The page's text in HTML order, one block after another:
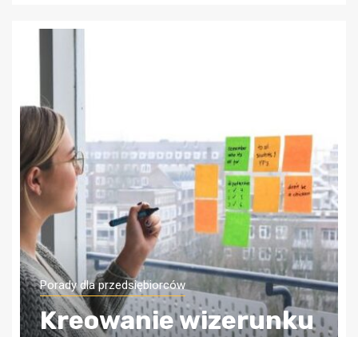
Porady dla przedsiębiorców
Jak zapewnić
bezpieczeństwo
finansowe firmy?